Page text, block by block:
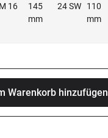
M 16
145
mm
24 SW
110
mm
Warenkorb hinzufügen